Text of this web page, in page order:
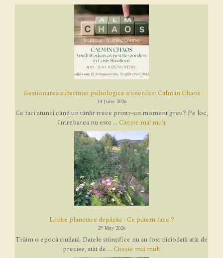
Gestionarea suferinței psihologice a tinerilor: Calm in Chaos
14 June 2026
Ce faci atunci când un tânăr trece printr-un moment greu? Pe loc,
întrebarea nu este ... Citește mai mult
Limite planetare depășite : Ce putem face ?
29 May 2026
Trăim o epocă ciudată. Datele științifice nu au fost niciodată atât de
precise, atât de ... Citește mai mult